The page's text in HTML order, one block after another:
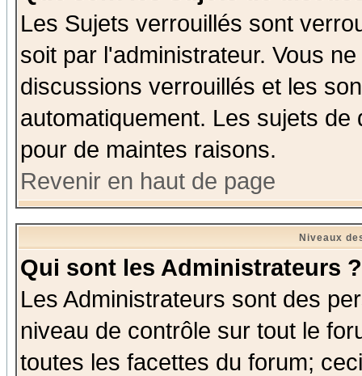
Les Sujets verrouillés sont
soit par l'administrateur. Vous
discussions verrouillés et les
automatiquement. Les sujets
pour de maintes raisons.
Revenir en haut de page
Niveaux
Qui sont les Administrateurs ?
Les Administrateurs sont des
niveau de contrôle sur tout le
toutes les facettes du forum;